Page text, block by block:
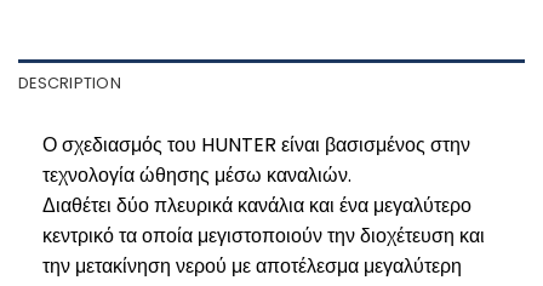
DESCRIPTION
Ο σχεδιασμός του HUNTER είναι βασισμένος στην
τεχνολογία ώθησης μέσω καναλιών.
Διαθέτει δύο πλευρικά κανάλια και ένα μεγαλύτερο
κεντρικό τα οποία μεγιστοποιούν την διοχέτευση και
την μετακίνηση νερού με αποτέλεσμα μεγαλύτερη